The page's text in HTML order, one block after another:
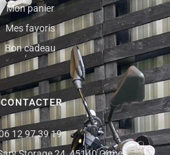
Mon panier
Mes favoris
Bon cadeau
12 97 39 19